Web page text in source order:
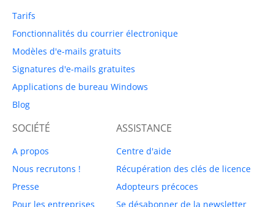
Tarifs
Fonctionnalités du courrier électronique
Modèles d'e-mails gratuits
Signatures d'e-mails gratuites
Applications de bureau Windows
Blog
SOCIÉTÉ
A propos
Nous recrutons !
Presse
Pour les entreprises
ASSISTANCE
Centre d'aide
Récupération des clés de licence
Adopteurs précoces
Se désabonner de la newsletter